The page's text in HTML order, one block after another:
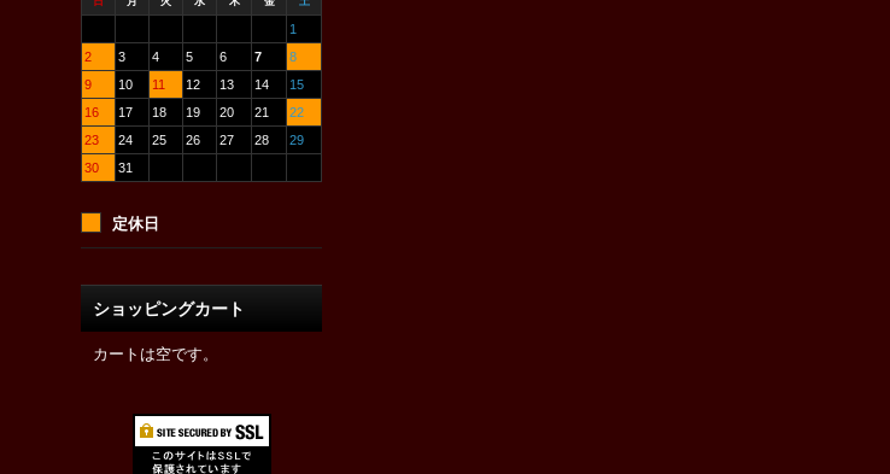
1
2
3 4 5 6 7
8
9
10 11 12 13 14
15
16
17 18 19 20 21
22
23
24 25 26 27 28
29
30
31
定休日
ショッピングカート
カートは空です。